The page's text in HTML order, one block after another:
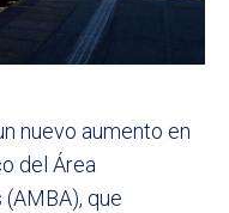
nuevo aumento en
del Área
que